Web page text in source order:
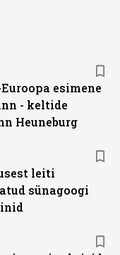
esimene
- keltide
Heuneburg
leiti
sünagoogi